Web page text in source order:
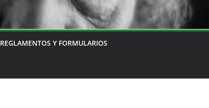
REGLAMENTOS Y FORMULARIOS